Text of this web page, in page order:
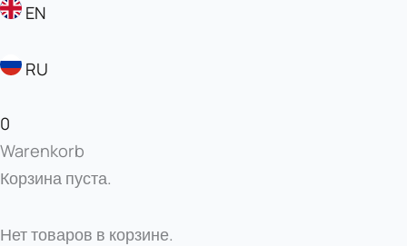
EN
RU
0
Warenkorb
Корзина пуста.
Нет товаров в корзине.